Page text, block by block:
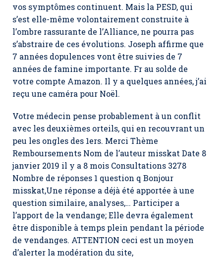
vos symptômes continuent. Mais la PESD, qui
s’est elle-même volontairement construite à
l’ombre rassurante de l’Alliance, ne pourra pas
s’abstraire de ces évolutions. Joseph affirme que
7 années dopulences vont être suivies de 7
années de famine importante. Fr au solde de
votre compte Amazon. Il y a quelques années, j’ai
reçu une caméra pour Noël.
Votre médecin pense probablement à un conflit
avec les deuxièmes orteils, qui en recouvrant un
peu les ongles des 1ers. Merci Thème
Remboursements Nom de l’auteur misskat Date 8
janvier 2019 il y a 8 mois Consultations 3278
Nombre de réponses 1 question q Bonjour
misskat,Une réponse a déjà été apportée à une
question similaire, analyses,… Participer a
l’apport de la vendange; Elle devra également
être disponible à temps plein pendant la période
de vendanges. ATTENTION ceci est un moyen
d’alerter la modération du site,